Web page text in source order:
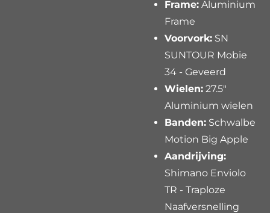
Frame: Aluminium
Frame
Voorvork: SN
SUNTOUR Mobie
34 - Geveerd
Wielen: 27.5"
Aluminium wielen
Banden: Schwalbe
Motion Big Apple
Aandrijving:
Shimano Enviolo
TR - Traploze
Naafversnelling